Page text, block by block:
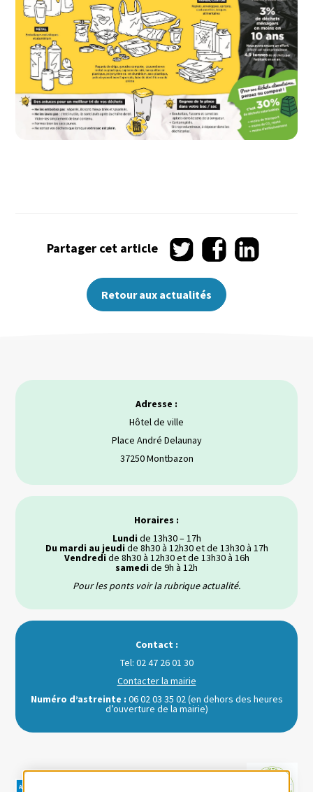
Partager cet article
Partager
sur
Twitter
Partager
sur
Facebook
Partager
sur
Retour aux actualités
Adresse :
Hôtel de ville
Place André Delaunay
37250 Montbazon
Horaires :
Lundi de 13h30 – 17h
Du mardi au jeudi de 8h30 à 12h30 et de 13h30 à 17h
Vendredi de 8h30 à 12h30 et de 13h30 à 16h
samedi de 9h à 12h
Pour les ponts voir la rubrique actualité.
Contact :
Tel: 02 47 26 01 30
Contacter la mairie
Numéro d’astreinte : 06 02 03 35 02 (en dehors des heures
d’ouverture de la mairie)